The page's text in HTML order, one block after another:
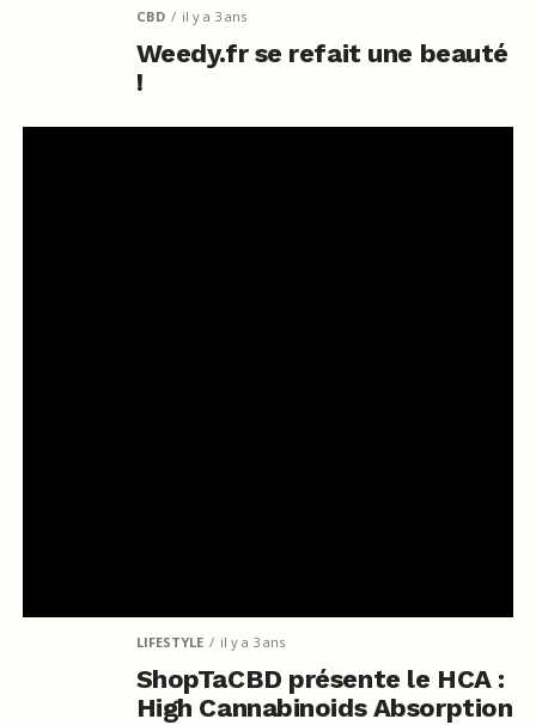
CBD il y a 3 ans
Weedy.fr se refait une beauté
!
LIFESTYLE il y a 3 ans
ShopTaCBD présente le HCA :
High Cannabinoids Absorption